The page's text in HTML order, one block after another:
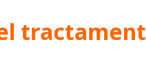
tractament